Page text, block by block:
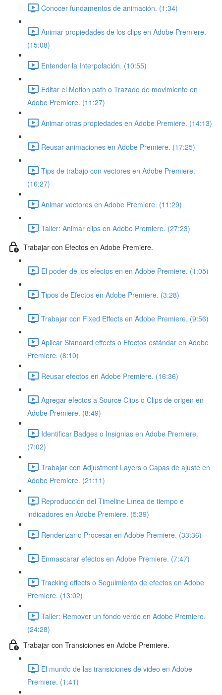
Conocer fundamentos de animación. (1:34)
Animar propiedades de los clips en Adobe Premiere.
(15:08)
Entender la Interpolación. (10:55)
Editar el Motion path o Trazado de movimiento en
Adobe Premiere. (11:27)
Animar otras propiedades en Adobe Premiere. (14:13)
Reusar animaciones en Adobe Premiere. (17:25)
Tips de trabajo con vectores en Adobe Premiere.
(16:27)
Animar vectores en Adobe Premiere. (11:29)
Taller: Animar clips en Adobe Premiere. (27:23)
Trabajar con Efectos en Adobe Premiere.
El poder de los efectos en en Adobe Premiere. (1:05)
Tipos de Efectos en Adobe Premiere. (3:28)
Trabajar con Fixed Effects en Adobe Premiere. (9:56)
Aplicar Standard effects o Efectos estándar en Adobe
Premiere. (8:10)
Reusar efectos en Adobe Premiere. (16:36)
Agregar efectos a Source Clips o Clips de origen en
Adobe Premiere. (8:49)
Identificar Badges o Insignias en Adobe Premiere.
(7:02)
Trabajar con Adjustment Layers o Capas de ajuste en
Adobe Premiere. (21:11)
Reproducción del Timeline Línea de tiempo e
indicadores en Adobe Premiere. (5:39)
Renderizar o Procesar en Adobe Premiere. (33:36)
Enmascarar efectos en Adobe Premiere. (7:47)
Tracking effects o Seguimiento de efectos en Adobe
Premiere. (13:02)
Taller: Remover un fondo verde en Adobe Premiere.
(24:28)
Trabajar con Transiciones en Adobe Premiere.
El mundo de las transiciones de video en Adobe
Premiere. (1:41)